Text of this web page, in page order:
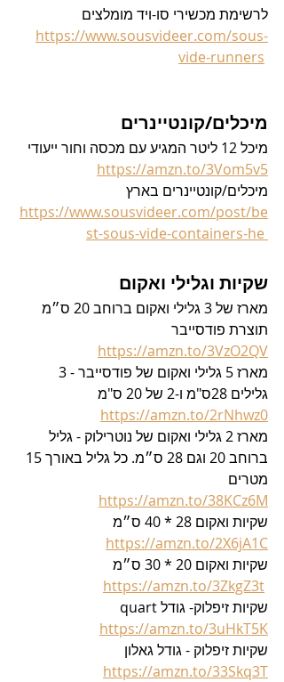
לרשימת מכשירי סו-ויד מומלצים
https://www.sousvideer.com/sous-
vide-runners
מיכלים/קונטיינרים
מיכל 12 ליטר המגיע עם מכסה וחור ייעודי
https://amzn.to/3Vom5v5
מיכלים/קונטיינרים בארץ
https://www.sousvideer.com/post/be
st-sous-vide-containers-he
שקיות וגלילי ואקום
מארז של 3 גלילי ואקום ברוחב 20 ס״מ
תוצרת פודסייבר
https://amzn.to/3VzO2QV
גלילים 28ס"מ ו-2 של 20 ס"מ
https://amzn.to/2rNhwz0
מארז 2 גלילי ואקום של נוטרילוק - גליל
מטרים
https://amzn.to/38KCz6M
שקיות ואקום 28 * 40 ס״מ
https://amzn.to/2X6jA1C
שקיות ואקום 20 * 30 ס״מ
https://amzn.to/3ZkgZ3t
שקיות זיפלוק- גודל quart
https://amzn.to/3uHkT5K
שקיות זיפלוק - גודל גאלון
https://amzn.to/33Skq3T